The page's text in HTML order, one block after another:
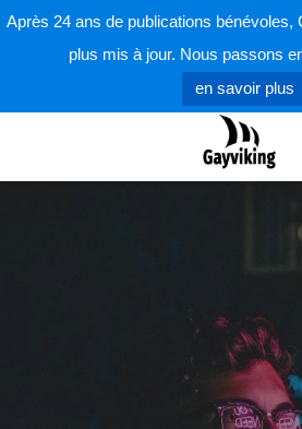
Après 24 ans de publications bénévoles,
plus mis à jour. Nous passons
en savoir plus